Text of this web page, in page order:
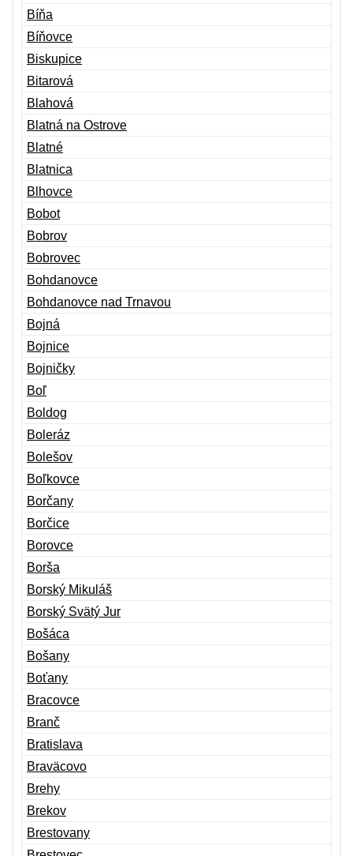
Bíňa
Bíňovce
Biskupice
Bitarová
Blahová
Blatná na Ostrove
Blatné
Blatnica
Blhovce
Bobot
Bobrov
Bobrovec
Bohdanovce
Bohdanovce nad Trnavou
Bojná
Bojnice
Bojničky
Boľ
Boldog
Boleráz
Bolešov
Boľkovce
Borčany
Borčice
Borovce
Borša
Borský Mikuláš
Borský Svätý Jur
Bošáca
Bošany
Boťany
Bracovce
Branč
Bratislava
Braväcovo
Brehy
Brekov
Brestovany